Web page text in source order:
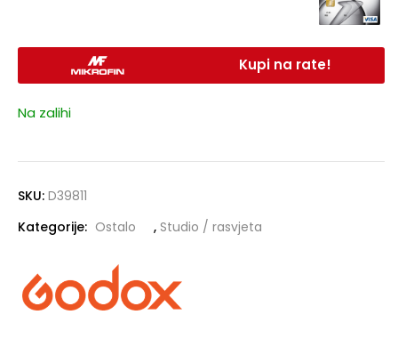
Kupi na rate!
Na zalihi
SKU: D39811
Kategorije: Ostalo , Studio / rasvjeta